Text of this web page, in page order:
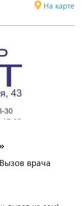
На карте
врача